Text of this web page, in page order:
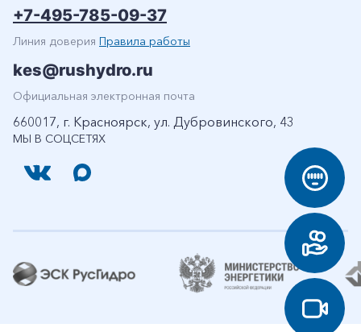
МЫ В СОЦСЕТЯХ
+7-495-785-09-37
Линия доверия Правила работы
kes@rushydro.ru
Официальная электронная почта
660017, г. Красноярск, ул. Дубровинского, 43